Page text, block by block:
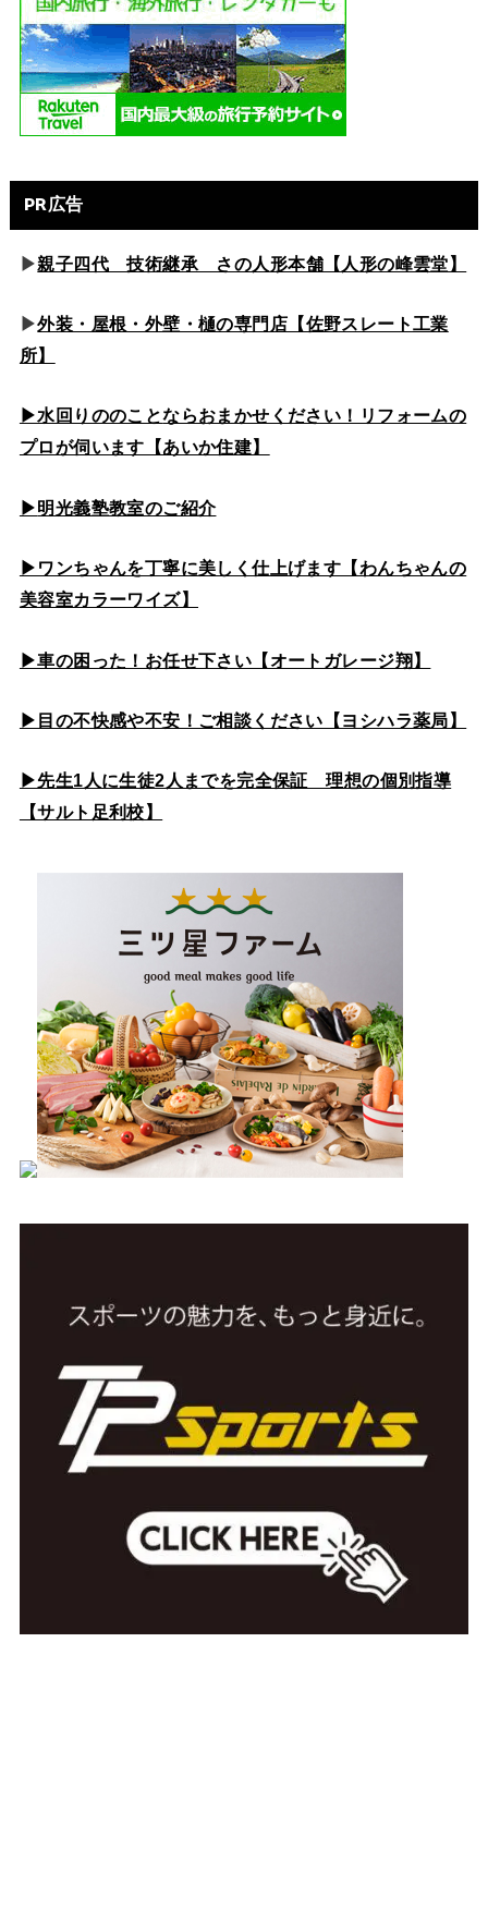
PR広告
▶親子四代 技術継承 さの人形本舗【人形の峰雲堂】
▶外装・屋根・外壁・樋の専門店【佐野スレート工業
所】
▶水回りののことならおまかせください！リフォームの
プロが伺います【あいか住建】
▶明光義塾教室のご紹介
▶ワンちゃんを丁寧に美しく仕上げます【わんちゃんの
美容室カラーワイズ】
▶車の困った！お任せ下さい【オートガレージ翔】
▶目の不快感や不安！ご相談ください【ヨシハラ薬局】
▶先生1人に生徒2人までを完全保証 理想の個別指導
【サルト足利校】